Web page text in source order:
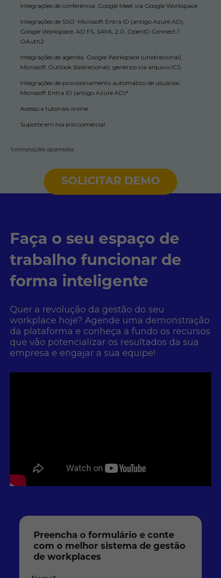
Integrações de conferência: Google Meet via Google Workspace
Integrações de SSO: Microsoft Entra ID (antigo Azure AD),
Google Workspace, AD FS, SAML 2.0, OpenID Connect /
OAuth2
Integrações de agenda: Google Workspace (unidirecional),
Microsoft Outlook (bidirecional), genérico via arquivo ICS
Integrações de provisionamento automático de usuários:
Microsoft Entra ID (antigo Azure AD)*
Acesso a tutoriais online
Suporte em horário comercial
*contratações apartadas
SOLICITAR DEMO
Faça o seu espaço de
trabalho funcionar de
forma inteligente
Quer a revolução da gestão do seu
workplace hoje? Agende uma demonstração
da plataforma e conheça a fundo os recursos
que vão potencializar os resultados da sua
empresa e engajar a sua equipe!
Preencha o formulário e conte
com o melhor sistema de gestão
de workplaces